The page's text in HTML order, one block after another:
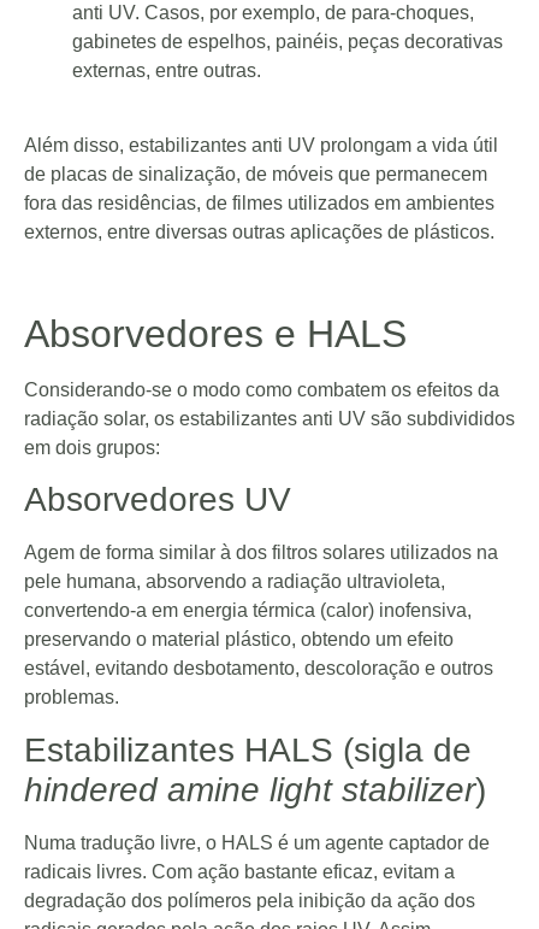
anti UV. Casos, por exemplo, de para-choques,
gabinetes de espelhos, painéis, peças decorativas
externas, entre outras.
Além disso, estabilizantes anti UV prolongam a vida útil
de placas de sinalização, de móveis que permanecem
fora das residências, de filmes utilizados em ambientes
externos, entre diversas outras aplicações de plásticos.
Absorvedores e HALS
Considerando-se o modo como combatem os efeitos da
radiação solar, os estabilizantes anti UV são subdivididos
em dois grupos:
Absorvedores UV
Agem de forma similar à dos filtros solares utilizados na
pele humana, absorvendo a radiação ultravioleta,
convertendo-a em energia térmica (calor) inofensiva,
preservando o material plástico, obtendo um efeito
estável, evitando desbotamento, descoloração e outros
problemas.
Estabilizantes HALS (sigla de
hindered amine light stabilizer)
Numa tradução livre, o HALS é um agente captador de
radicais livres. Com ação bastante eficaz, evitam a
degradação dos polímeros pela inibição da ação dos